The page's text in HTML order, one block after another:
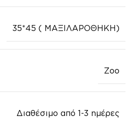
35*45 ( ΜΑΞΙΛΑΡΟΘΗΚΗ)
Zoo
Διαθέσιμο από 1-3 ημέρες